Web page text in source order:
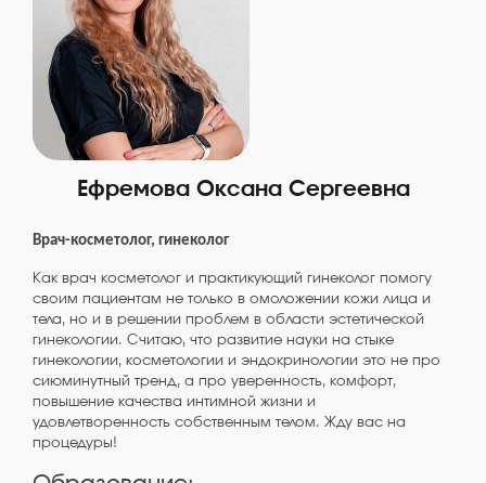
Ефремова Оксана Сергеевна
Врач-косметолог, гинеколог
Как врач косметолог и практикующий гинеколог помогу
своим пациентам не только в омоложении кожи лица и
тела, но и в решении проблем в области эстетической
гинекологии. Считаю, что развитие науки на стыке
гинекологии, косметологии и эндокринологии это не про
сиюминутный тренд, а про уверенность, комфорт,
повышение качества интимной жизни и
удовлетворенность собственным телом. Жду вас на
процедуры!